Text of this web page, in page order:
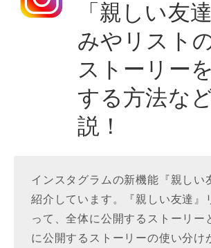
「親しい友
みやリスト
ストーリー
する方法な
説！
インスタグラムの新機能『親しい
紹介しています。『親しい友達』
って、全体に公開するストーリー
に公開するストーリーの使い分け